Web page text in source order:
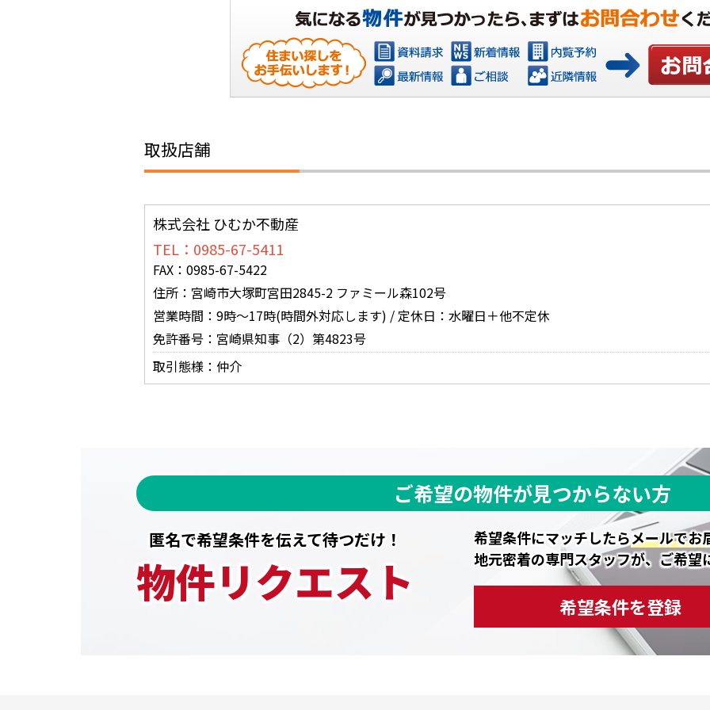
お問い合
取扱店舗
株式会社 ひむか不動産
TEL：0985-67-5411
FAX：0985-67-5422
住所：宮崎市大塚町宮田2845-2 ファミール森102号
営業時間：9時～17時(時間外対応します) / 定休日：水曜日＋他不定休
免許番号：宮崎県知事（2）第4823号
取引態様：仲介
ご希望の物件が見つからない方
匿名で希望条件を伝えて待つだけ！
物件リクエスト
希望条件にマッチしたらメールでお
地元密着の専門スタッフが、ご希
希望条件を登録